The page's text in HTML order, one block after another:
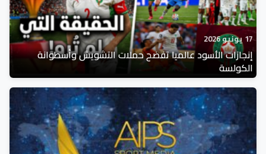
17 يونيو 2026
إنجازات الأسود عالميا تفضح حملات التشويش وأسطوانة
الكولسة